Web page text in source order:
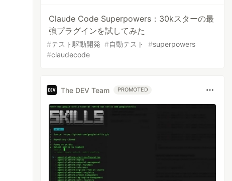
Claude Code Superpowers：30kスターの最
強プラグインを試してみた
#テスト駆動開発 #自動テスト #superpowers
#claudecode
The DEV Team PROMOTED